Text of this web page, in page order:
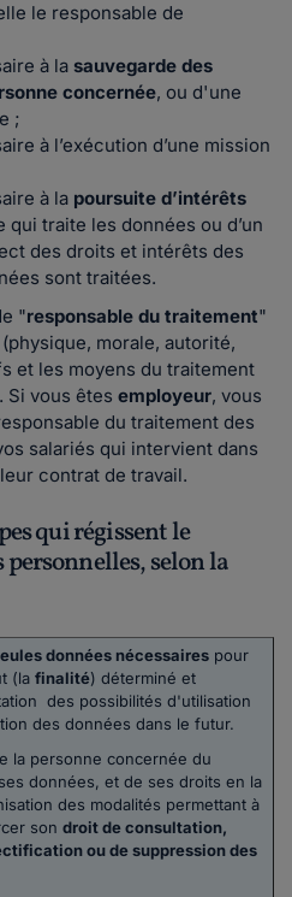
le responsable de
à la sauvegarde des
concernée, ou d'une
;
à l’exécution d’une mission
à la poursuite d’intérêts
qui traite les données ou d’un
des droits et intérêts des
sont traitées.
"responsable du traitement"
morale, autorité,
et les moyens du traitement
Si vous êtes employeur, vous
du traitement des
salariés qui intervient dans
contrat de travail.
qui régissent le
selon la
données nécessaires pour
(la finalité) déterminé et
des possibilités d'utilisation
des données dans le futur.
la personne concernée du
données, et de ses droits en la
des modalités permettant à
son droit de consultation,
ou de suppression des